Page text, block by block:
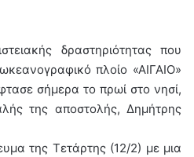
δραστηριότητας που
πλοίο «ΑΙΓΑΙΟ»
σήμερα το πρωί στο νησί,
της αποστολής, Δημήτρης
της Τετάρτης (12/2) με μια